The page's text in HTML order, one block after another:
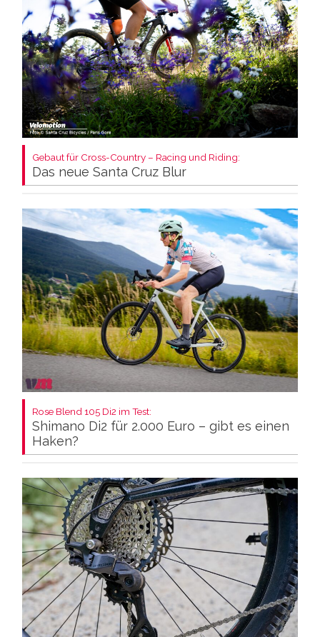
Gebaut für Cross-Country – Racing und Riding:
Das neue Santa Cruz Blur
Rose Blend 105 Di2 im Test:
Shimano Di2 für 2.000 Euro – gibt es einen
Haken?